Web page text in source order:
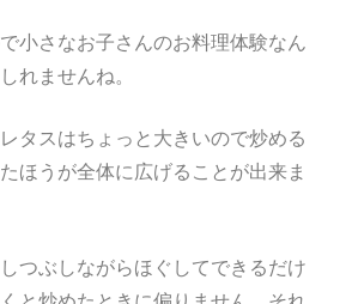
小さなお子さんのお料理体験なん
れませんね。
タスはちょっと大きいので炒める
ほうが全体に広げることが出来ま
つぶしながらほぐしてできるだけ